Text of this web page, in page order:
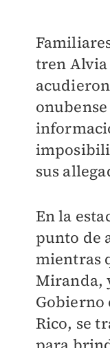
tren Alvia
sus
En la
punto de
mientras
Miranda,
Gobierno
Rico, se